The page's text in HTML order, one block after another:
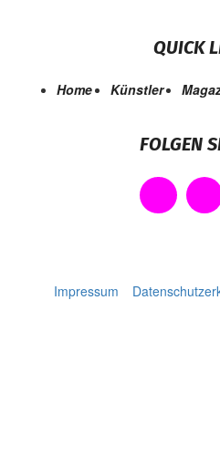
QUICK
Home Künstler
FOLGEN
Impressum